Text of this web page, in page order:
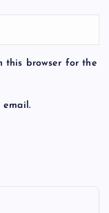
this browser for the